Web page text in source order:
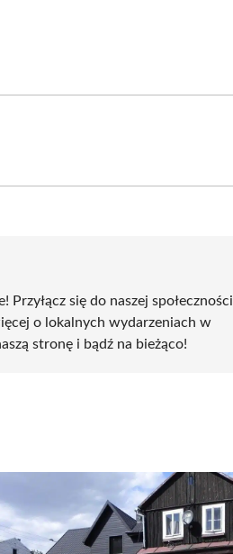
się do naszej społeczności
o lokalnych wydarzeniach w
stronę i bądź na bieżąco!